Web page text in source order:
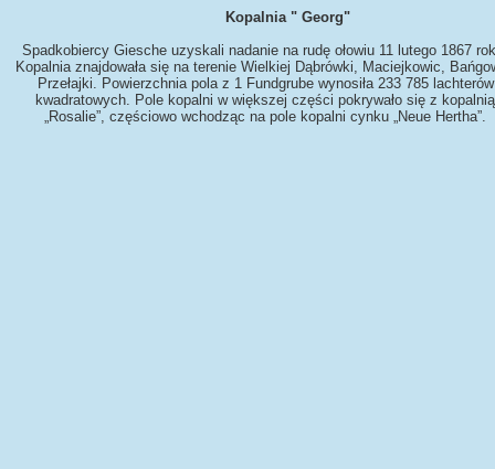
Kopalnia " Georg"
Spadkobiercy Giesche uzyskali nadanie na rudę ołowiu 11 lutego 1867
Kopalnia znajdowała się na terenie Wielkiej Dąbrówki, Maciejkowic,
Przełajki. Powierzchnia pola z 1 Fundgrube wynosiła 233 785 lachterów
kwadratowych. Pole kopalni w większej części pokrywało się z kopalnią
„Rosalie”, częściowo wchodząc na pole kopalni cynku „Neue Hertha”.